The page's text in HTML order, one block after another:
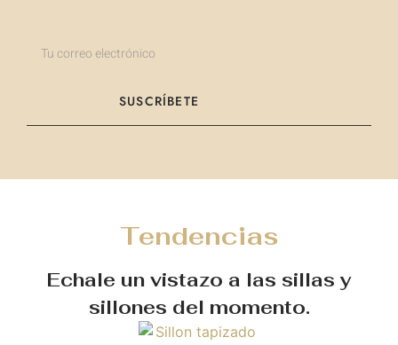
SUSCRÍBETE
Tendencias
Echale un vistazo a las sillas y
sillones del momento.